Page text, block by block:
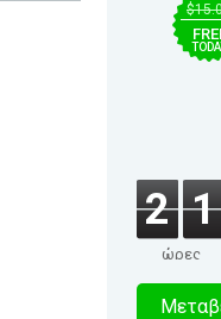
2 1
ώρες
2